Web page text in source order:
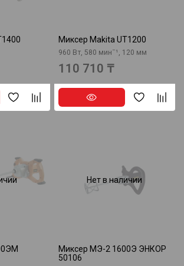
Миксер Makita UT1200
960 Вт, 580 минˉ¹, 120 мм
110 710 ₸
Нет в наличии
Миксер МЭ-2 1600Э ЭНКОР
50106